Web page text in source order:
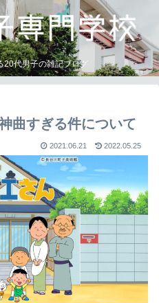
20代男子の雑記ブログ
曲すぎる件について
2021.06.21 2022.05.25